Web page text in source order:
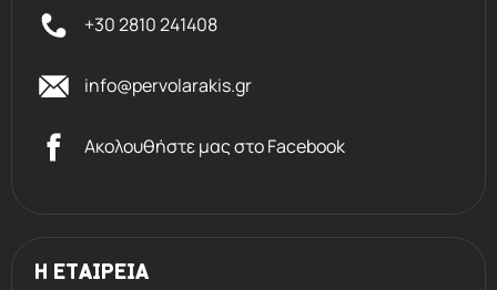
+30 2810 241408
info@pervolarakis.gr
Ακολουθήστε μας στο Facebook
Η ΕΤΑΙΡΕΙΑ